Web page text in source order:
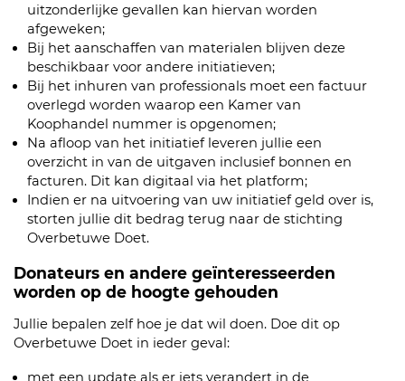
uitzonderlijke gevallen kan hiervan worden
afgeweken;
Bij het aanschaffen van materialen blijven deze
beschikbaar voor andere initiatieven;
Bij het inhuren van professionals moet een factuur
overlegd worden waarop een Kamer van
Koophandel nummer is opgenomen;
Na afloop van het initiatief leveren jullie een
overzicht in van de uitgaven inclusief bonnen en
facturen. Dit kan digitaal via het platform;
Indien er na uitvoering van uw initiatief geld over is,
storten jullie dit bedrag terug naar de stichting
Overbetuwe Doet.
Donateurs en andere geïnteresseerden
worden op de hoogte gehouden
Jullie bepalen zelf hoe je dat wil doen. Doe dit op
Overbetuwe Doet in ieder geval:
met een update als er iets verandert in de